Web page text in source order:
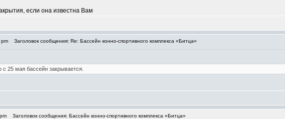
если она известна Вам
Заголовок сообщения: Re: Бассейн конно-спортивного комплекса «Битца»
с 25 мая бассейн закрывается.
Заголовок сообщения: Бассейн конно-спортивного комплекса «Битца»